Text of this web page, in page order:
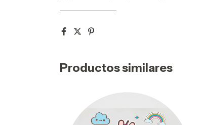
————————
Productos similares